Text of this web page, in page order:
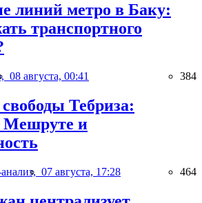
линий метро в Баку:
транспортного
08 августа, 00:41 384
Тебриза:
Мешруте и
07 августа, 17:28 464